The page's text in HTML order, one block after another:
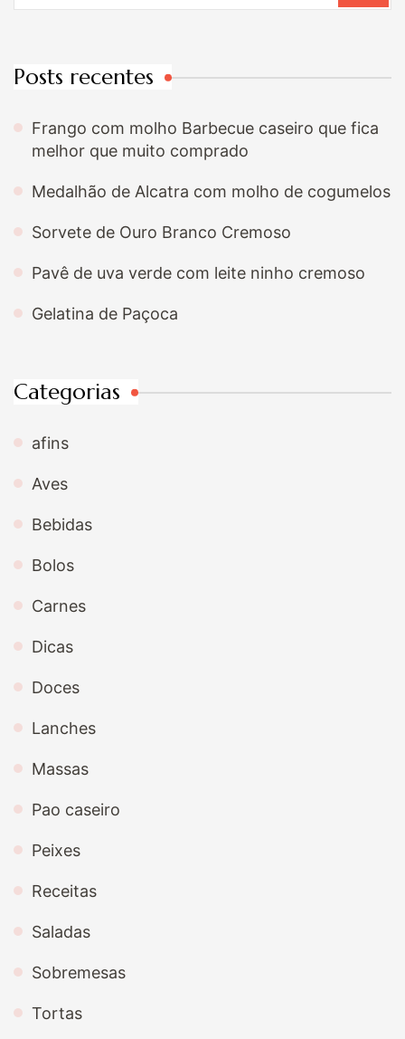
Posts recentes
Frango com molho Barbecue caseiro que fica
melhor que muito comprado
Medalhão de Alcatra com molho de cogumelos
Sorvete de Ouro Branco Cremoso
Pavê de uva verde com leite ninho cremoso
Gelatina de Paçoca
Categorias
afins
Aves
Bebidas
Bolos
Carnes
Dicas
Doces
Lanches
Massas
Pao caseiro
Peixes
Receitas
Saladas
Sobremesas
Tortas